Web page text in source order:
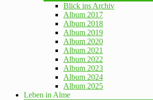
Blick ins Archiv
Album 2017
Album 2018
Album 2019
Album 2020
Album 2021
Album 2022
Album 2023
Album 2024
Album 2025
Leben in Alme